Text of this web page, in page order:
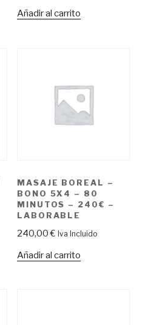
Añadir al carrito
MASAJE BOREAL –
BONO 5X4 – 80
MINUTOS – 240€ –
LABORABLE
240,00€ Iva Incluido
Añadir al carrito